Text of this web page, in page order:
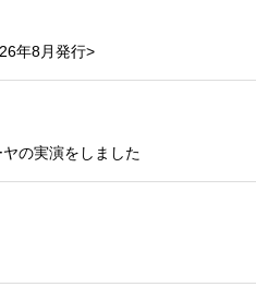
年8月発行>
の実演をしました